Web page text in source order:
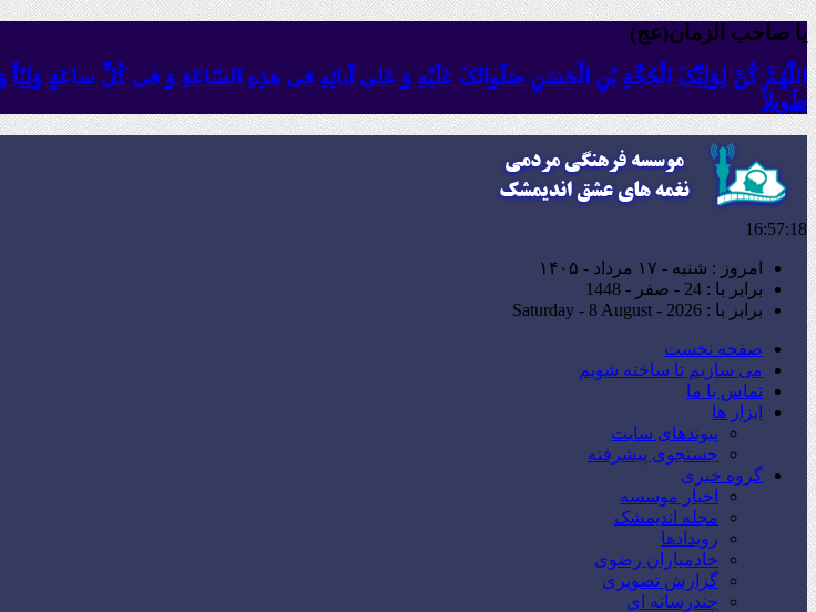
یا صاحب الزمان(عج)
اللّهُمَّ کُنْ لِوَلِیِّکَ الْحُجَّةِ بْنِ الْحَسَنِ صَلَواتُکَ عَلَیْهِ وَ عَلى آبائِهِ فی هذِهِ السّاعَةِ وَ فی کُلِّ ساعَةٍ وَلِیّاً
طَویلاً
16:57:20
امروز : شنبه - ۱۷ مرداد - ۱۴۰۵
برابر با : 24 - صفر - 1448
برابر با : Saturday - 8 August - 2026
صفحه نخست
می سازیم تا ساخته شویم
تماس با ما
ابزار ها
پیوندهای سایت
جستجوی پیشرفته
گروه خبری
اخبار موسسه
مجله اندیمشک
رویدادها
خادمیاران رضوی
گزارش تصویری
چندرسانه ای